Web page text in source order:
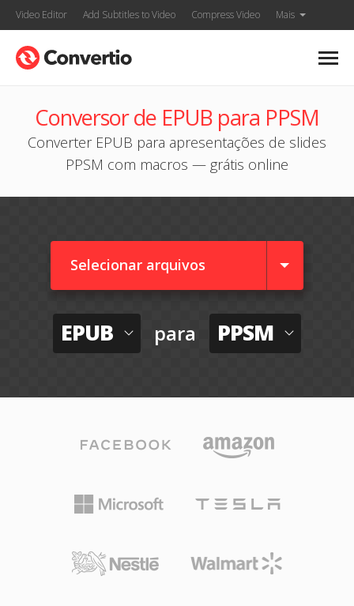
Video Editor Add Subtitles to Video Compress Video Mais
Conversor de EPUB para PPSM
Converter EPUB para apresentações de slides
PPSM com macros — grátis online
Selecionar arquivos
EPUB para PPSM